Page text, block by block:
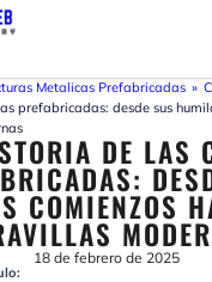
Metalicas Prefabricadas »
prefabricadas: desde sus
DE LAS
COMIENZOS
18 de febrero de 2025